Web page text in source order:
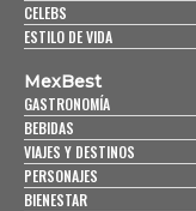
CELEBS
ESTILO DE VIDA
MexBest
GASTRONOMÍA
BEBIDAS
VIAJES Y DESTINOS
PERSONAJES
BIENESTAR